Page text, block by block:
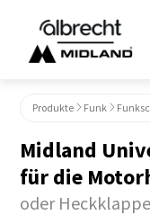
Produkte Funk
Midland
für die
oder